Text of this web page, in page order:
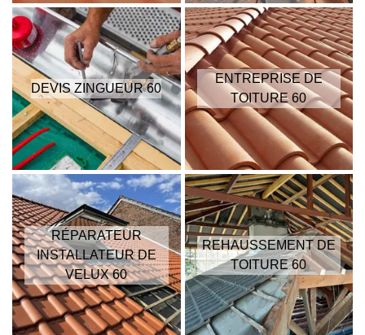
DEVIS ZINGUEUR 60
ENTREPRISE DE
TOITURE 60
RÉPARATEUR
INSTALLATEUR DE
VELUX 60
REHAUSSEMENT DE
TOITURE 60